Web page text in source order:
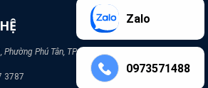
Phú Tân, TP Bình Dương
3787
Zalo
0973571488